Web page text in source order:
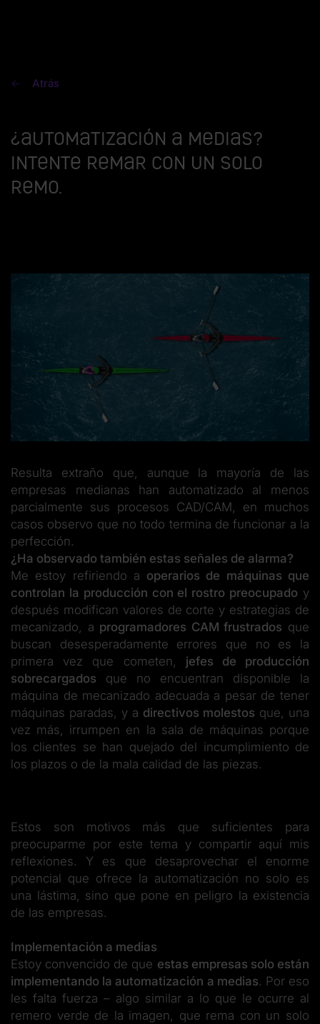
Atrás
¿Automatización a medias?
Intente remar con un solo
remo.
Resulta extraño que, aunque la mayoría de las
empresas medianas han automatizado al menos
parcialmente sus procesos CAD/CAM, en muchos
casos observo que no todo termina de funcionar a la
perfección.
¿Ha observado también estas señales de alarma?
Me estoy refiriendo a operarios de máquinas que
controlan la producción con el rostro preocupado y
después modifican valores de corte y estrategias de
mecanizado, a programadores CAM frustrados que
buscan desesperadamente errores que no es la
primera vez que cometen, jefes de producción
sobrecargados que no encuentran disponible la
máquina de mecanizado adecuada a pesar de tener
máquinas paradas, y a directivos molestos que, una
vez más, irrumpen en la sala de máquinas porque
los clientes se han quejado del incumplimiento de
los plazos o de la mala calidad de las piezas.
Estos son motivos más que suficientes para
preocuparme por este tema y compartir aquí mis
reflexiones. Y es que desaprovechar el enorme
potencial que ofrece la automatización no solo es
una lástima, sino que pone en peligro la existencia
de las empresas.
Implementación a medias
Estoy convencido de que estas empresas solo están
implementando la automatización a medias. Por eso
les falta fuerza – algo similar a lo que le ocurre al
remero verde de la imagen, que rema con un solo